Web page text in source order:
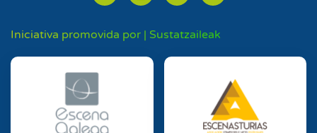
Iniciativa promovida por | Sustatzaileak